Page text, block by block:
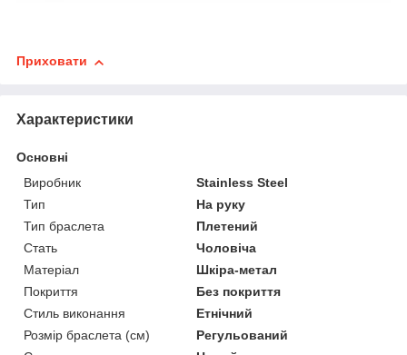
Приховати
Характеристики
Основні
Виробник
Stainless Steel
Тип
На руку
Тип браслета
Плетений
Стать
Чоловіча
Матеріал
Шкіра-метал
Покриття
Без покриття
Стиль виконання
Етнічний
Розмір браслета (см)
Регульований